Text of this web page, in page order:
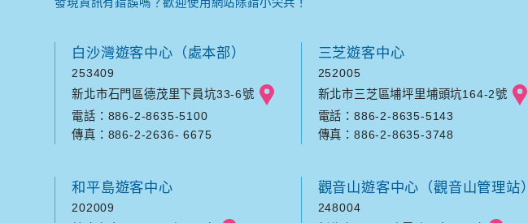
白沙灣遊客中心（處本部）
253409
新北市石門區德茂里下員坑33-6號
電話：886-2-8635-5100
傳真：886-2-2636- 6675
三芝遊客中心
252005
新北市三芝區埔坪里埔頭坑164-2號
電話：886-2-8635-5143
傳真：886-2-8635-3748
和平島遊客中心
202009
觀音山遊客中心（觀音山管理站）
248004